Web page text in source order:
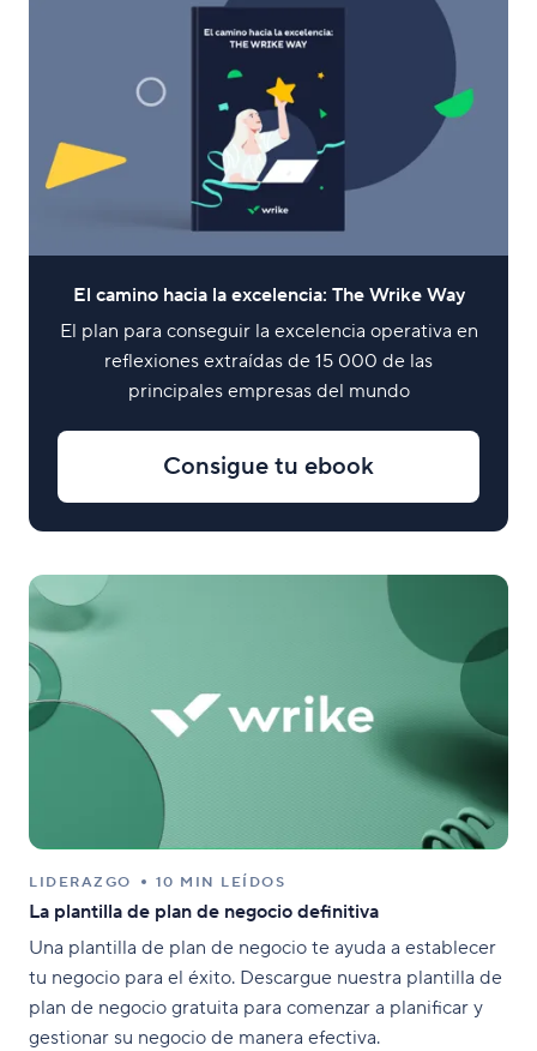
El camino hacia la excelencia: The Wrike Way
El plan para conseguir la excelencia operativa en
reflexiones extraídas de 15 000 de las
principales empresas del mundo
Consigue tu ebook
LIDERAZGO 10 MIN LEÍDOS
La plantilla de plan de negocio definitiva
Una plantilla de plan de negocio te ayuda a establecer
tu negocio para el éxito. Descargue nuestra plantilla de
plan de negocio gratuita para comenzar a planificar y
gestionar su negocio de manera efectiva.